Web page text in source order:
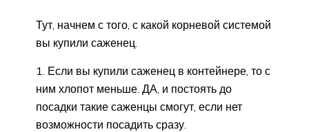
Тут, начнем с того, с какой корневой системой
вы купили саженец.
1. Если вы купили саженец в контейнере, то с
ним хлопот меньше. ДА, и постоять до
посадки такие саженцы смогут, если нет
возможности посадить сразу.